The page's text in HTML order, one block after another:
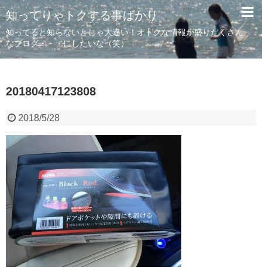
知ってりゃトクする事ばかり
知ってると知らないとじゃ大違い！オトクな情報が盛りだくさん
なブログ・・・にしたいな（笑）
20180417123808
2018/5/28